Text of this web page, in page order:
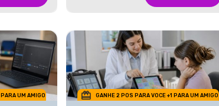
UM AMIGO GANHE 2 POS PARA VOCE +1 PARA UM AMIGO